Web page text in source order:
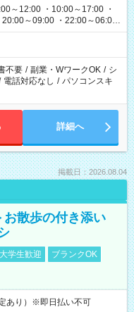
～12:00 ・10:00～17:00 ・
～09:00 ・22:00～06:00
不要 / 副業・WワークOK / シ
電話対応なし / パソコンスキ
詳細へ
掲載日：2026.08.04
お散歩の付き添い
大学生歓迎
ブランクOK
あり）※即日払い不可